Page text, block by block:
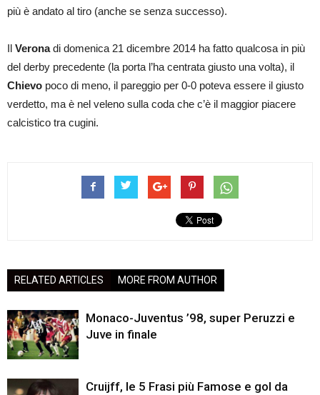
più è andato al tiro (anche se senza successo).
Il Veronadi domenica 21 dicembre 2014 ha fatto qualcosa in più
del derby precedente (la porta l’ha centrata giusto una volta), il
Chievo poco di meno, il pareggio per 0-0 poteva essere il giusto
verdetto, ma è nel veleno sulla coda che c’è il maggior piacere
calcistico tra cugini.
RELATED ARTICLES MORE FROM AUTHOR
Monaco-Juventus ’98, super Peruzzi e
Juve in finale
Cruijff, le 5 Frasi più Famose e gol da